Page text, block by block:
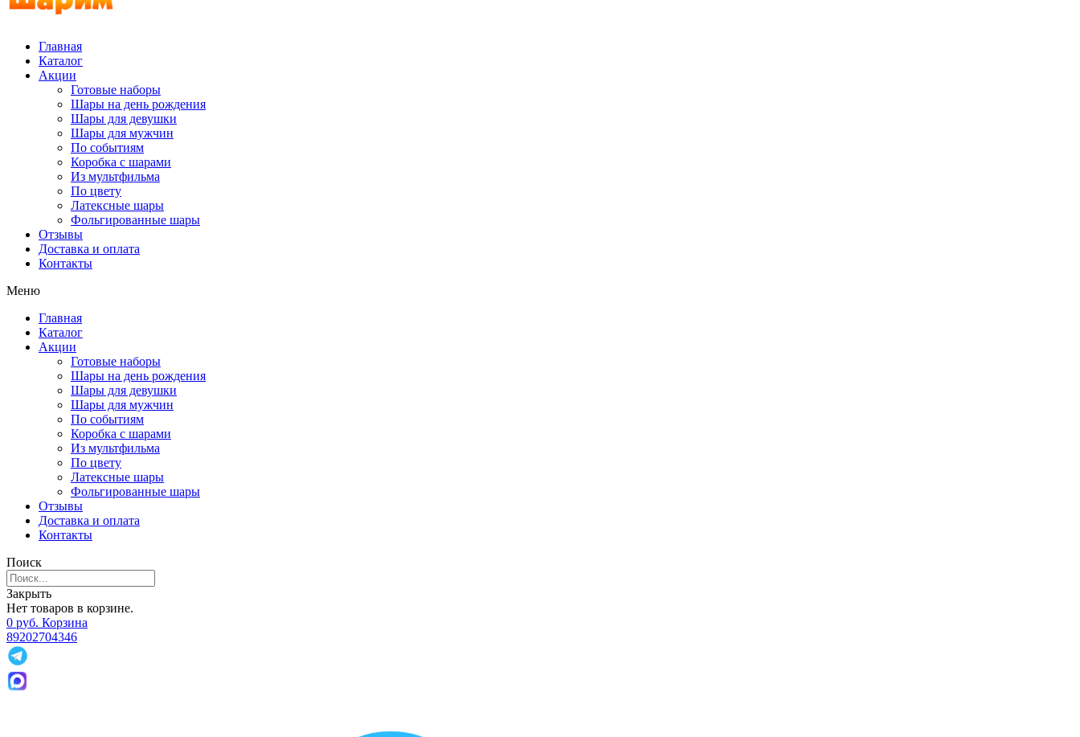
Главная
Каталог
Акции
Готовые наборы
Шары на день рождения
Шары для девушки
Шары для мужчин
По событиям
Коробка с шарами
Из мультфильма
По цвету
Латексные шары
Фольгированные шары
Отзывы
Доставка и оплата
Контакты
Меню
Главная
Каталог
Акции
Готовые наборы
Шары на день рождения
Шары для девушки
Шары для мужчин
По событиям
Коробка с шарами
Из мультфильма
По цвету
Латексные шары
Фольгированные шары
Отзывы
Доставка и оплата
Контакты
Поиск
Закрыть
Нет товаров в корзине.
0 руб. Корзина
89202704346